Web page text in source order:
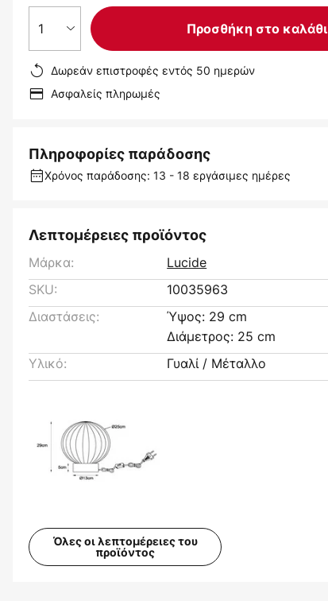
1 Προσθήκη στο καλάθι
Δωρεάν επιστροφές εντός 50 ημερών
Ασφαλείς πληρωμές
Πληροφορίες παράδοσης
Χρόνος παράδοσης: 13 - 18 εργάσιμες ημέρες
Λεπτομέρειες προϊόντος
Μάρκα:
Lucide
SKU:
10035963
Διαστάσεις:
Ύψος: 29 cm
Διάμετρος: 25 cm
Υλικό:
Γυαλί / Μέταλλο
Όλες οι λεπτομέρειες του
προϊόντος